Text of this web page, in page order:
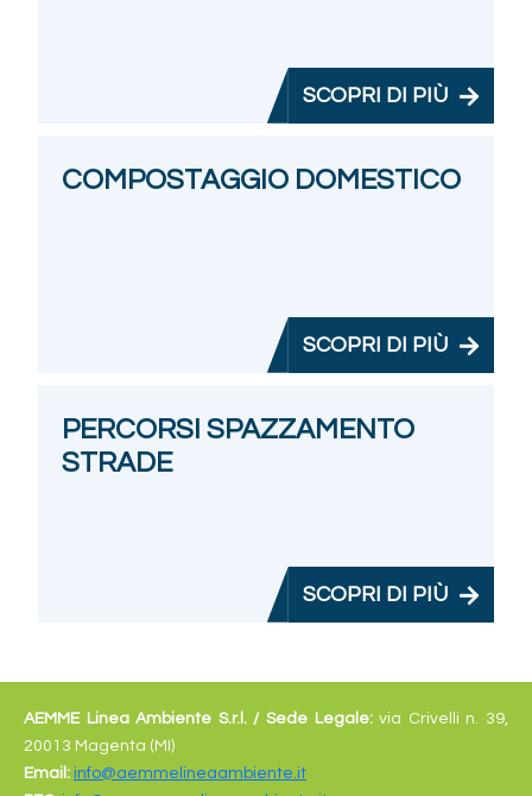
SCOPRI DI PIÙ
COMPOSTAGGIO DOMESTICO
SCOPRI DI PIÙ
PERCORSI SPAZZAMENTO
STRADE
SCOPRI DI PIÙ
AEMME Linea Ambiente S.r.l. / Sede Legale:via Crivelli n. 39,
20013 Magenta (MI)
Email: info@aemmelineaambiente.it